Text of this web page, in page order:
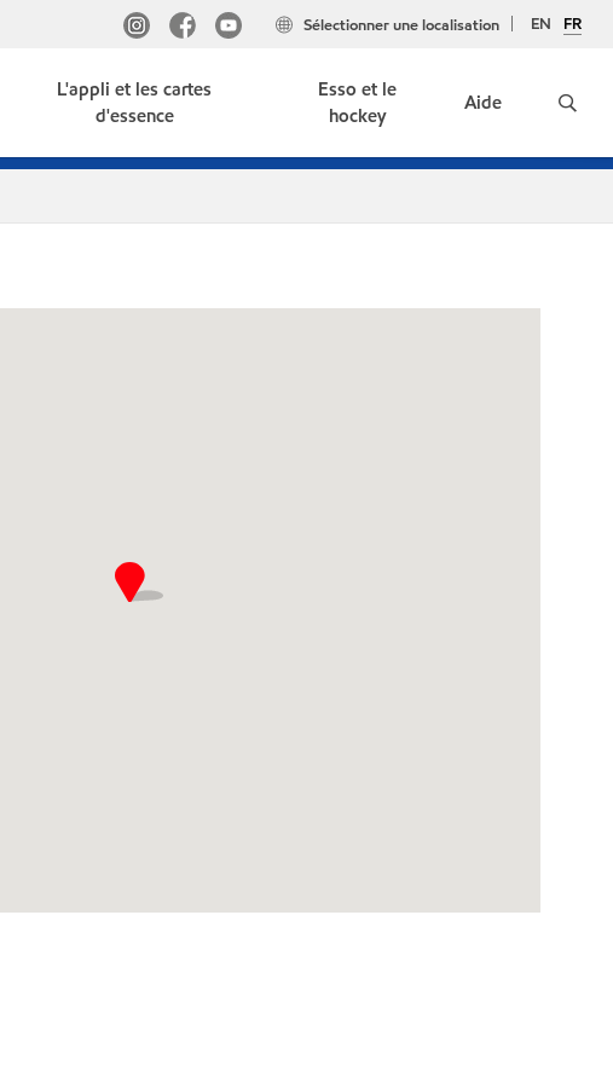
EN FR
Sélectionner une localisation
L'appli et les cartes
d'essence
Esso et le
hockey
Aide